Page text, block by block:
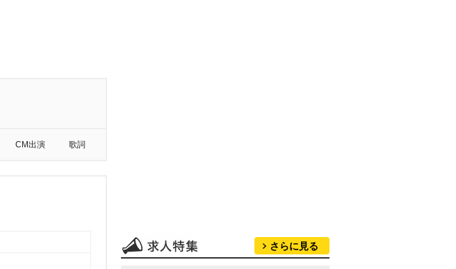
CM出演 歌詞
さらに見る